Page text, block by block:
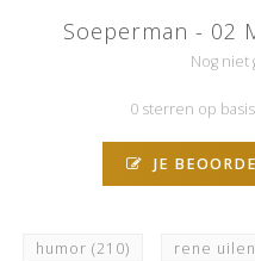
Soeperman - 02
Nog niet
0 sterren op
JE
humor (210) rene